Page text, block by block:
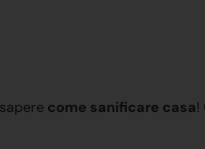
sapere come sanificare casa!